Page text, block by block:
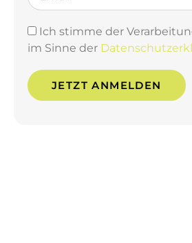
Ich stimme der
im Sinne der
JETZT ANMELDEN